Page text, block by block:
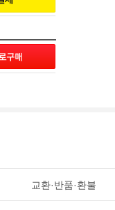
교환·반품·환불